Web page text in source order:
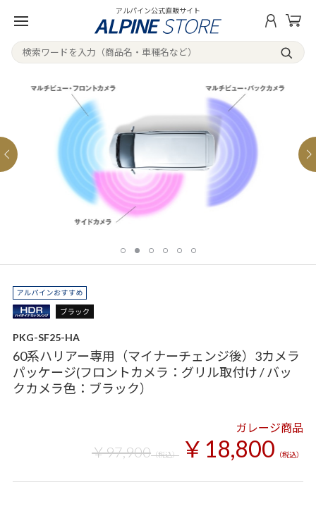
アルパイン公式直販サイト
PKG-SF25-HA
60系ハリアー専用（マイナーチェンジ後）3カメラ
パッケージ(フロントカメラ：グリル取付け / バッ
クカメラ色：ブラック）
ガレージ商品
￥97,900（税込） ￥18,800 （税込）